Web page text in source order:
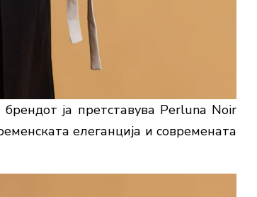
ја претставува Perluna Noir
елеганција и современата